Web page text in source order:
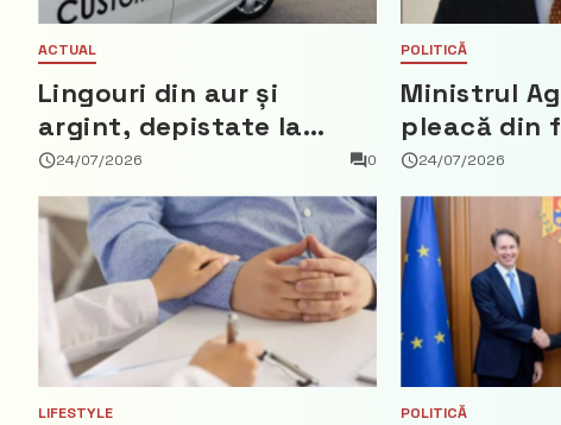
ACTUAL
Lingouri din aur și
argint, depistate la
vama Aeroport
24/07/2026 0
POLITICĂ
Ministrul
pleacă din
ce a negat
parte din
Democrat
24/07/2026
LIFESTYLE POLITICĂ